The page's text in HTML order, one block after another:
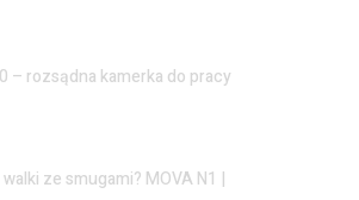
– rozsądna kamerka do pracy
ze smugami? MOVA N1 |